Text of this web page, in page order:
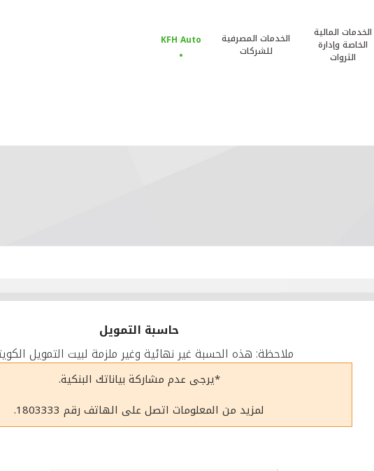
الخدمات المالية
الخاصة وإدارة
الثروات
الخدمات المصرفية
للشركات
KFH Auto
حاسبة التمويل
ملاحظة: هذه الحسبة غير نهائية وغير ملزمة لبيت التمويل
*يرجى عدم مشاركة بياناتك البنكية.
لمزيد من المعلومات اتصل على الهاتف رقم 1803333.